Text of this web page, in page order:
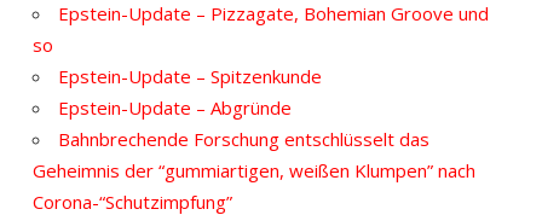
Epstein-Update – Pizzagate, Bohemian Groove und
so
Epstein-Update – Spitzenkunde
Epstein-Update – Abgründe
Bahnbrechende Forschung entschlüsselt das
Geheimnis der “gummiartigen, weißen Klumpen” nach
Corona-“Schutzimpfung”